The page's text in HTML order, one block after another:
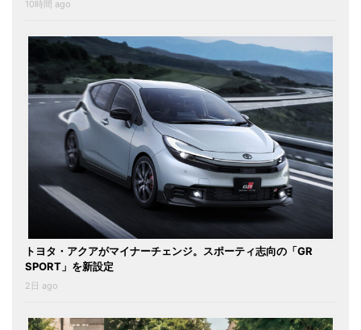
10時間 ago
トヨタ・アクアがマイナーチェンジ。スポーティ志向の「GR
SPORT」を新設定
2日 ago